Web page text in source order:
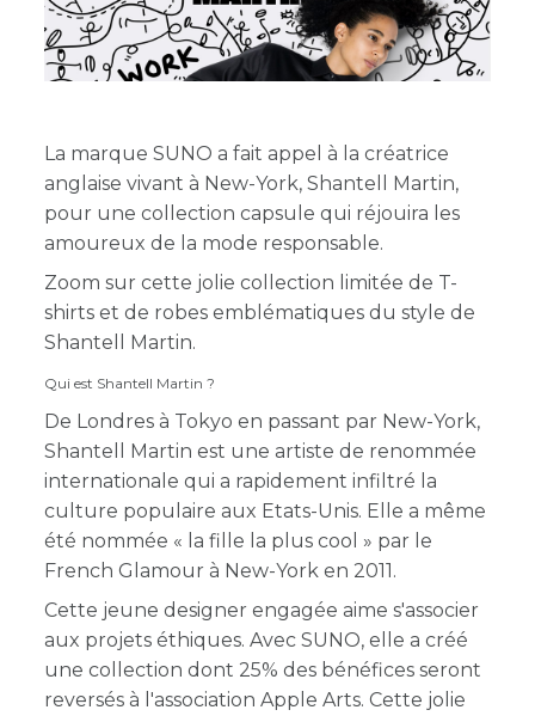
La marque SUNO a fait appel à la créatrice
anglaise vivant à New-York, Shantell Martin,
pour une collection capsule qui réjouira les
amoureux de la mode responsable.
Zoom sur cette jolie collection limitée de T-
shirts et de robes emblématiques du style de
Shantell Martin.
Qui est Shantell Martin ?
De Londres à Tokyo en passant par New-York,
Shantell Martin est une artiste de renommée
internationale qui a rapidement infiltré la
culture populaire aux Etats-Unis. Elle a même
été nommée « la fille la plus cool » par le
French Glamour à New-York en 2011.
Cette jeune designer engagée aime s'associer
aux projets éthiques. Avec SUNO, elle a créé
une collection dont 25% des bénéfices seront
reversés à l'associationApple Arts. Cette jolie